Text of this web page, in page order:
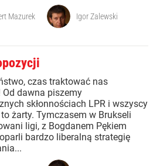
Mazurek Igor Zalewski
czas traktować nas
Od dawna piszemy
skłonnościach LPR i wszyscy
żarty. Tymczasem w Brukseli
ligi, z Bogdanem Pękiem
bardzo liberalną strategię